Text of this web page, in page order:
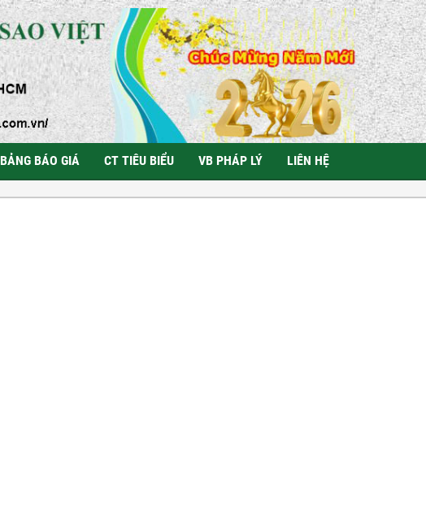
BẢNG BÁO GIÁ CT TIÊU BIỂU VB PHÁP LÝ LIÊN HỆ